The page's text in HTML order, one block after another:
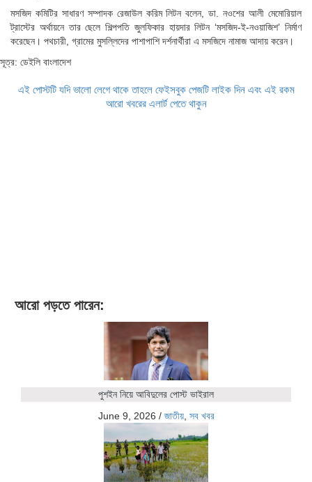
মসজিদ কমিটির সাধারণ সম্পাদক রেজাউল করিম লিটন বলেন, ডা. নওশের আলী মেমোরিয়াল
ট্রাস্টের অর্থায়নে তার ছেলে শিল্পপতি জুলফিকার হায়দার লিটন ‘মসজিদ-ই-নওয়াজিশ’ নির্মাণ
করেছেন। পথচারী, গ্রামের মুসল্লিদের পাশাপাশি দর্শনার্থীরা এ মসজিদে নামাজ আদায় করেন।
সূত্র: ডেইলি বাংলাদেশ
এই পোস্টটি যদি ভালো লেগে থাকে তাহলে ফেইসবুক পেজটি লাইক দিন এবং এই রকম
আরো খবরের এলার্ট পেতে থাকুন
আরো পড়তে পারেন:
পুশইন নিয়ে আবিদুলের পোস্ট ভাইরাল
June 9, 2026 / জাতীয়, সব খবর